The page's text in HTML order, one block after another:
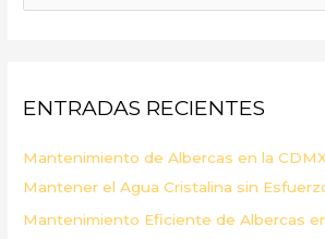
r
o
r
:
ENTRADAS RECIENTES
Mantenimiento de Albercas en la
Mantener el Agua Cristalina sin
Mantenimiento Eficiente de Albercas